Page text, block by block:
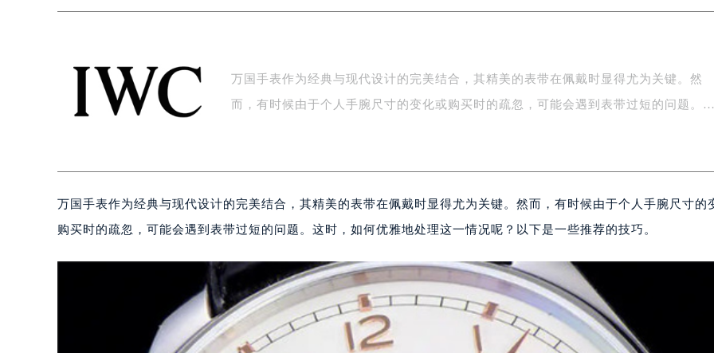
万国手表作为经典与现代设计的完美结合，其精美的表带在佩戴时显得尤为关键。然
而，有时候由于个人手腕尺寸的变化或购买时的疏忽，可能会遇到表带过短的问题。…
万国手表作为经典与现代设计的完美结合，其精美的表带在佩戴时显得尤为关键。然而，有时候由于个人手腕尺寸的
购买时的疏忽，可能会遇到表带过短的问题。这时，如何优雅地处理这一情况呢？以下是一些推荐的技巧。